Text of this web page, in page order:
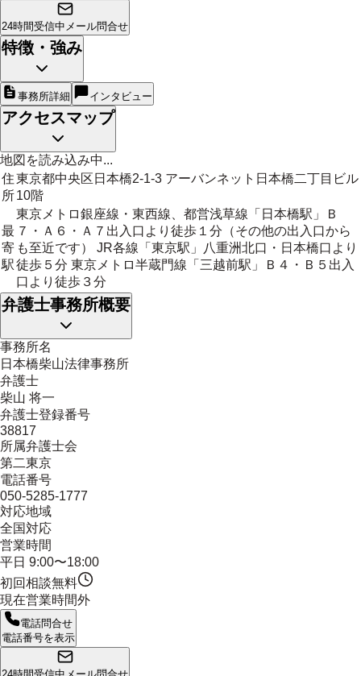
24時間受信中 メール問合せ
特徴・強み
事務所詳細 インタビュー
アクセスマップ
地図を読み込み中...
住
所
東京都中央区日本橋2-1-3 アーバンネット日本橋二丁目ビル
10階
最
寄
駅
東京メトロ銀座線・東西線、都営浅草線「日本橋駅」Ｂ
７・Ａ６・Ａ７出入口より徒歩１分（その他の出入口から
も至近です） JR各線「東京駅」八重洲北口・日本橋口より
徒歩５分 東京メトロ半蔵門線「三越前駅」Ｂ４・Ｂ５出入
口より徒歩３分
弁護士事務所概要
事務所名
日本橋柴山法律事務所
弁護士
柴山 将一
弁護士登録番号
38817
所属弁護士会
第二東京
電話番号
050-5285-1777
対応地域
全国対応
営業時間
平日 9:00〜18:00
初回相談無料
現在営業時間外
電話問合せ
電話番号を表示